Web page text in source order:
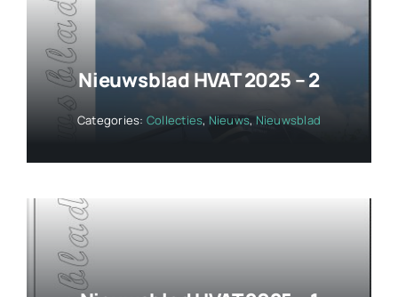
Nieuwsblad HVAT 2025 – 2
Categories: Collecties, Nieuws,Nieuwsblad